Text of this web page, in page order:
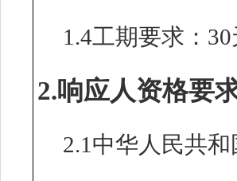
1.4工期要求：30
2.响应人资格要
2.1中华人民共